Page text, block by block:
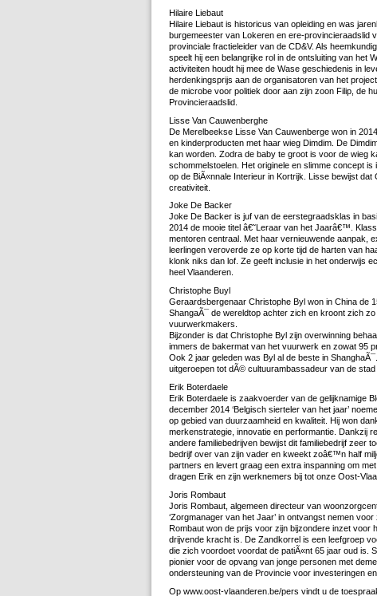
Hilaire Liebaut
Hilaire Liebaut is historicus van opleiding en was
burgemeester van Lokeren en ere-provincieraadslid
provinciale fractieleider van de CD&V. Als
speelt hij een belangrijke rol in de ontsluiting van het
activiteiten houdt hij mee de Wase geschiedenis in
herdenkingsprijs aan de organisatoren van het project
de microbe voor politiek door aan zijn zoon Filip, de
Provincieraadslid.
Lisse Van Cauwenberghe
De Merelbeekse Lisse Van Cauwenberge won in
en kinderproducten met haar wieg Dimdim. De
kan worden. Zodra de baby te groot is voor de wieg
schommelstoelen. Het originele en slimme concept
op de BiÃ«nnale Interieur in Kortrijk. Lisse bewijst
creativiteit.
Joke De Backer
Joke De Backer is juf van de eerstegraadsklas in
2014 de mooie titel â€˜Leraar van het Jaarâ€™.
mentoren centraal. Met haar vernieuwende aanpak,
leerlingen veroverde ze op korte tijd de harten van
klonk niks dan lof. Ze geeft inclusie in het onderwijs
heel Vlaanderen.
Christophe Buyl
Geraardsbergenaar Christophe Byl won in China de
ShangaÃ¯ de wereldtop achter zich en kroont zich
vuurwerkmakers.
Bijzonder is dat Christophe Byl zijn overwinning
immers de bakermat van het vuurwerk en zowat 95
Ook 2 jaar geleden was Byl al de beste in
uitgeroepen tot dÃ© cultuurambassadeur van de
Erik Boterdaele
Erik Boterdaele is zaakvoerder van de gelijknamige
december 2014 ‘Belgisch sierteler van het jaar’
op gebied van duurzaamheid en kwaliteit. Hij won
merkenstrategie, innovatie en performantie. Dankzij
andere familiebedrijven bewijst dit familiebedrijf zeer
bedrijf over van zijn vader en kweekt zoâ€™n half
partners en levert graag een extra inspanning om
dragen Erik en zijn werknemers bij tot onze Oost-
Joris Rombaut
Joris Rombaut, algemeen directeur van
‘Zorgmanager van het Jaar’ in ontvangst nemen
Rombaut won de prijs voor zijn bijzondere inzet voor
drijvende kracht is. De Zandkorrel is een leefgroep
die zich voordoet voordat de patiÃ«nt 65 jaar oud is.
pionier voor de opvang van jonge personen met
ondersteuning van de Provincie voor investeringen
Op www.oost-vlaanderen.be/pers vindt u de